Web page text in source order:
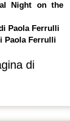
Night on the
Paola Ferrulli
Paola Ferrulli
di